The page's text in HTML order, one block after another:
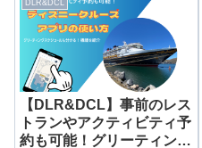
ング前回はカリフォルニア・ア
ドベンチャーのプルートグリを
紹介しました。▶カリフォルニ
ア・アドベン...
DLR&DCL
【DLR&DCL】事前のレス
トランやアクティビティ予
約も可能！グリーティング